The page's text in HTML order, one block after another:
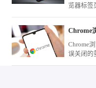
览器标签
Chrome
Chrome
误关闭的